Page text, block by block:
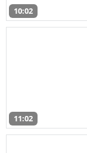
10:02
11:02